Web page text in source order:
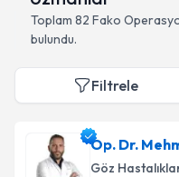
Toplam 82 Fako
bulundu.
Filtrele
Op. Dr.
Göz